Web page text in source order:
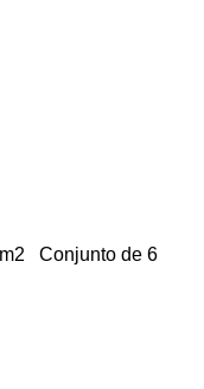
m2 Conjunto de 6